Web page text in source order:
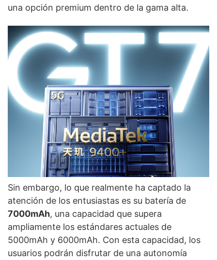
una opción premium dentro de la gama alta.
Sin embargo, lo que realmente ha captado la
atención de los entusiastas es su batería de
7000mAh, una capacidad que supera
ampliamente los estándares actuales de
5000mAh y 6000mAh. Con esta capacidad, los
usuarios podrán disfrutar de una autonomía